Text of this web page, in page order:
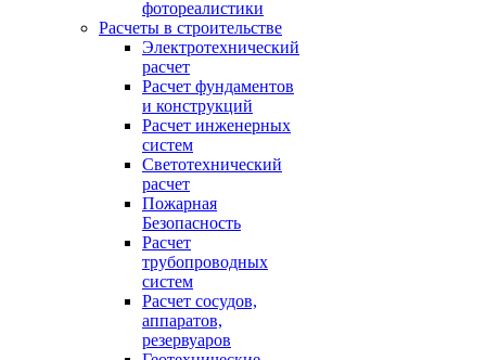
фотореалистики
Расчеты в строительстве
Электротехнический
расчет
Расчет фундаментов
и конструкций
Расчет инженерных
систем
Светотехнический
расчет
Пожарная
Безопасность
Расчет
трубопроводных
систем
Расчет сосудов,
аппаратов,
резервуаров